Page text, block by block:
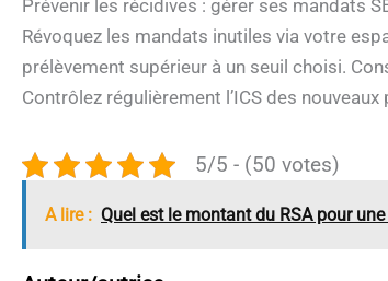
Prévenir les récidives : gérer ses mandats
Révoquez les mandats inutiles via votre
prélèvement supérieur à un seuil choisi.
Contrôlez régulièrement l’ICS des
5/5 - (50 votes)
A lire : Quel est le montant du RSA pour